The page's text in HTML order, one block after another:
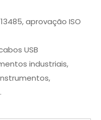
13485, aprovação ISO
USB
industriais,